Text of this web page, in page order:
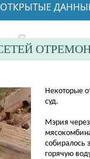
ОТКРЫТЫЕ
​Некоторые
суд.
Мэрия
собиралось
горячую